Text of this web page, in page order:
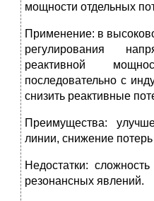
мощности отдельных
Применение: в
регулирования
реактивной
последовательно с
снизить реактивные
Преимущества:
линии, снижение потерь
Недостатки:
резонансных явлений.